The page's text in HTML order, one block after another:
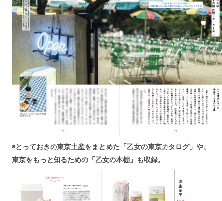
◉とっておきの東京土産をまとめた「乙女の東京カタログ」や、
東京をもっと知るための「乙女の本棚」も収録。